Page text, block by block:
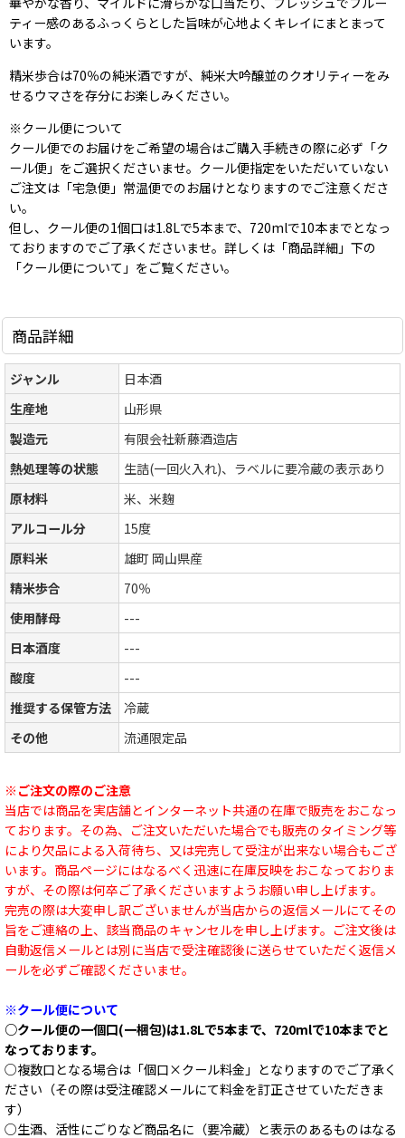
ティー感のあるふっくらとした旨味が心地よくキレイにまとまって
います。
精米歩合は70％の純米酒ですが、純米大吟醸並のクオリティーをみ
せるウマさを存分にお楽しみください。
※クール便について
クール便でのお届けをご希望の場合はご購入手続きの際に必ず「ク
ール便」をご選択くださいませ。クール便指定をいただいていない
ご注文は「宅急便」常温便でのお届けとなりますのでご注意くださ
い。
但し、クール便の1個口は1.8Lで5本まで、720mlで10本までとなっ
ておりますのでご了承くださいませ。詳しくは「商品詳細」下の
「クール便について」をご覧ください。
商品詳細
ジャンル
日本酒
生産地
山形県
製造元
有限会社新藤酒造店
熱処理等の状態
生詰(一回火入れ)、ラベルに要冷蔵の表示あり
原材料
米、米麹
アルコール分
15度
原料米
雄町 岡山県産
精米歩合
70％
使用酵母
---
日本酒度
---
酸度
---
推奨する保管方法
冷蔵
その他
流通限定品
※ご注文の際のご注意
当店では商品を実店舗とインターネット共通の在庫で販売をおこなっ
ております。その為、ご注文いただいた場合でも販売のタイミング等
により欠品による入荷待ち、又は完売して受注が出来ない場合もござ
います。商品ページにはなるべく迅速に在庫反映をおこなっておりま
すが、その際は何卒ご了承くださいますようお願い申し上げます。
完売の際は大変申し訳ございませんが当店からの返信メールにてその
旨をご連絡の上、該当商品のキャンセルを申し上げます。ご注文後は
自動返信メールとは別に当店で受注確認後に送らせていただく返信メ
ールを必ずご確認くださいませ。
※クール便について
○クール便の一個口(一梱包)は1.8Lで5本まで、720mlで10本までと
なっております。
○複数口となる場合は「個口×クール料金」となりますのでご了承く
ださい（その際は受注確認メールにて料金を訂正させていただきま
す）
○生酒、活性にごりなど商品名に（要冷蔵）と表示のあるものはなる